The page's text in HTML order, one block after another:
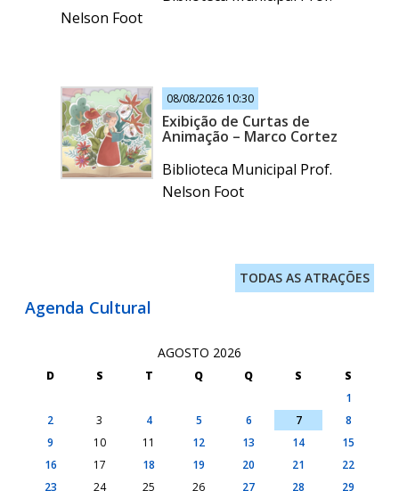
Nelson Foot
08/08/2026 10:30
Exibição de Curtas de
Animação – Marco Cortez
Biblioteca Municipal Prof.
Nelson Foot
TODAS AS ATRAÇÕES
Agenda Cultural
AGOSTO 2026
D S T Q Q S
S
1
2
3 4 5 6 7
8
9
10 11 12 13 14
15
16
17 18 19 20 21
22
23
24 25 26 27 28
29